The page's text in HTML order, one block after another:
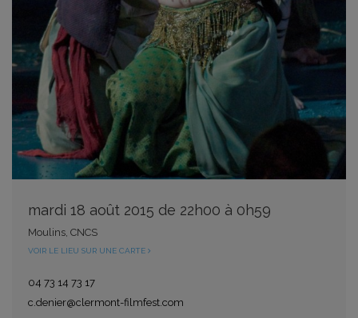
mardi 18 août 2015 de 22h00 à 0h59
Moulins, CNCS
VOIR LE LIEU SUR UNE CARTE
04 73 14 73 17
c.denier@clermont-filmfest.com